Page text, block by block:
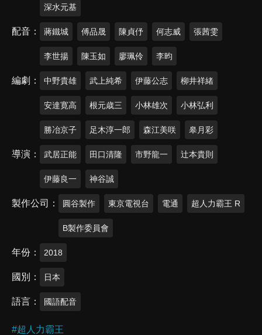
深水元基
配音 蔣鐵城 傅品晟 陳貞伃 何志威 張茜雯
李世揚 陳玉如 廖珮伶 李昀
編劇 中野貴雄 武上純希 伊藤公志 柳井祥緒
安達寛高 根元歳三 小林雄次 小林弘利
勝冶京子 足木淳一郎 森江美咲 皋月彩
導演 武居正能 田口清隆 市野龍一 辻本貴則
伊藤良一 神谷誠
製作公司 圓谷製作 東京電視台 電通 超人力霸王 R
B製作委員會
年份 2018
國別 日本
語言 國語配音
#超人力霸王